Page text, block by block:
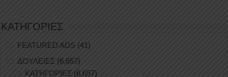
ΚΑΤΗΓΟΡΙΕΣ
FEATURED ADS (41)
ΔΟΥΛΕΙΕΣ (6,657)
ΚΑΤΗΓΟΡΙΕΣ (6,657)